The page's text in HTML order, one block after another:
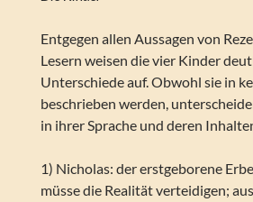
Entgegen allen Aussagen von
Lesern weisen die vier Kinder
Unterschiede auf. Obwohl sie in
beschrieben werden,
in ihrer Sprache und deren
1) Nicholas: der erstgeborene
müsse die Realität verteidigen;